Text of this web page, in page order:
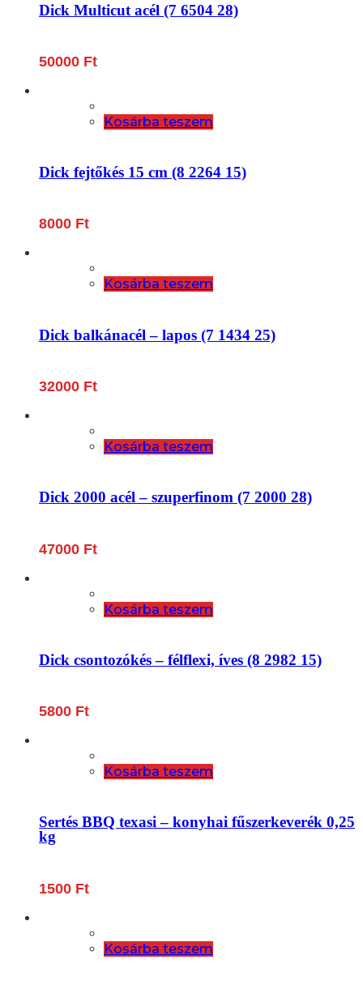
Dick Multicut acél (7 6504 28)
50000 Ft
Kosárba teszem
Dick fejtőkés 15 cm (8 2264 15)
8000 Ft
Kosárba teszem
Dick balkánacél – lapos (7 1434 25)
32000 Ft
Kosárba teszem
Dick 2000 acél – szuperfinom (7 2000 28)
47000 Ft
Kosárba teszem
Dick csontozókés – félflexi, íves (8 2982 15)
5800 Ft
Kosárba teszem
Sertés BBQ texasi – konyhai fűszerkeverék 0,25
kg
1500 Ft
Kosárba teszem